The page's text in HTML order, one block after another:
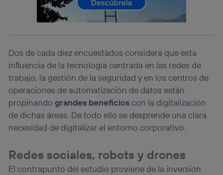
Dos de cada diez encuestados considera que esta
influencia de la tecnología centrada en las redes de
trabajo, la gestión de la seguridad y en los centros de
operaciones de automatización de datos están
propinandograndes beneficioscon la digitalización
de dichas áreas. De todo ello se desprende una clara
necesidad de digitalizar el entorno corporativo.
Redes sociales, robots y drones
El contrapunto del estudio proviene de la inversión